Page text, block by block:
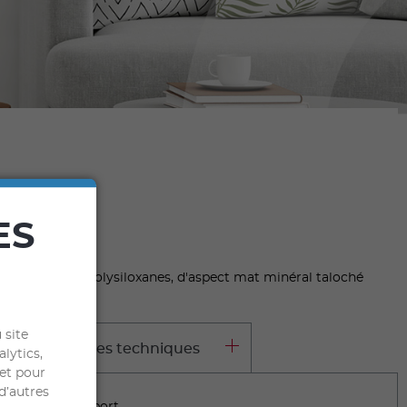
et polysiloxanes, d'aspect mat minéral taloché
techniques
site
pour